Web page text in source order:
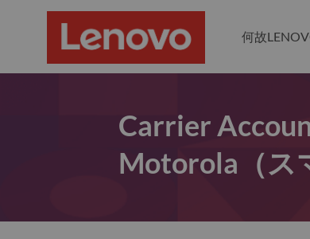
何故
Carrier
Motorola（ス